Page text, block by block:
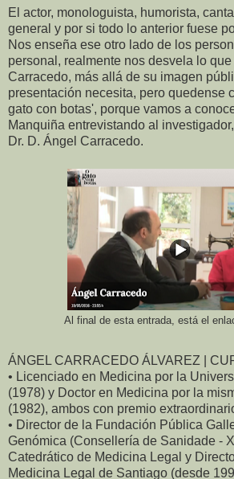
El actor, monologuista, humorista,
general y por si todo lo anterior fuese
Nos enseña ese otro lado de los
personal, realmente nos desvela lo que
Carracedo, más allá de su imagen
presentación necesita, pero quedense
gato con botas', porque vamos a
Manquiña entrevistando al
Dr. D. Ángel Carracedo.
Al final de esta entrada, está el
ÁNGEL CARRACEDO ÁLVAREZ |
• Licenciado en Medicina por la
(1978) y Doctor en Medicina por la
(1982), ambos con premio
• Director de la Fundación Pública
Genómica (Consellería de Sanidade -
Catedrático de Medicina Legal y
Medicina Legal de Santiago (desde